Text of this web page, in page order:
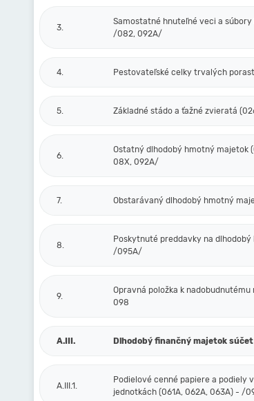
3.
Samostatné hnuteľné veci a
/082, 092A/
4. Pestovateľské celky trvalých
5. Základné stádo a ťažné zvieratá
6.
Ostatný dlhodobý hmotný majetok
08X, 092A/
7. Obstarávaný dlhodobý hmotný
8.
Poskytnuté preddavky na
/095A/
9.
Opravná položka k
098
A.III. Dlhodobý finančný majetok
A.III.1.
Podielové cenné papiere a podiely
jednotkách (061A, 062A, 063A) - /